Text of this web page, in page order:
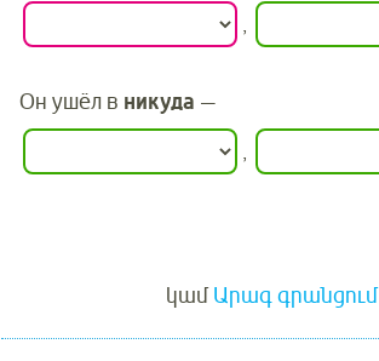
,
Он ушёл в никуда —
,
կամԱրագ գրանցում